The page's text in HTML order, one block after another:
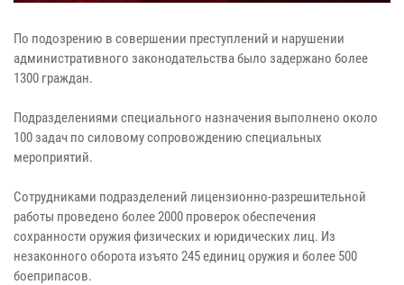
По подозрению в совершении преступлений и нарушении
административного законодательства было задержано более
1300 граждан.
Подразделениями специального назначения выполнено около
100 задач по силовому сопровождению специальных
мероприятий.
Сотрудниками подразделений лицензионно-разрешительной
работы проведено более 2000 проверок обеспечения
сохранности оружия физических и юридических лиц. Из
незаконного оборота изъято 245 единиц оружия и более 500
боеприпасов.